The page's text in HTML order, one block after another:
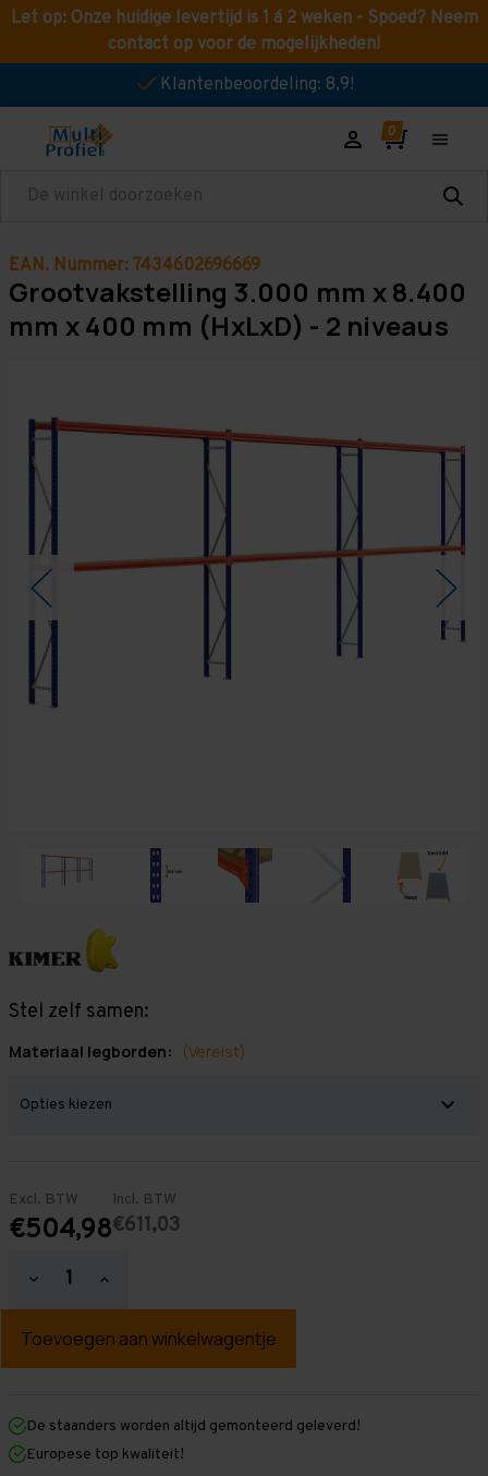
Let op: Onze huidige levertijd is 1 á 2 weken - Spoed? Neem
contact op voor de mogelijkheden!
Klantenbeoordeling: 8,9!
Zoeken
EAN. Nummer: 7434602696669
Grootvakstelling 3.000 mm x 8.400
mm x 400 mm (HxLxD) - 2 niveaus
Stel zelf samen:
Materiaal legborden: (Vereist)
Excl. BTW
€504,98
Incl. BTW
€611,03
Hoeveelheid
verlagen
Grootvakstelling
mm
mm
x
400
Hoeveelheid
verhogen
Grootvakstelling
mm
mm
400
De staanders worden altijd gemonteerd geleverd!
Europese top kwaliteit!